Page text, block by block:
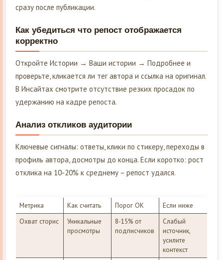
сразу после публикации.
Как убедиться что репост отображается
корректно
Откройте Истории → Ваши истории → Подробнее и
проверьте, кликается ли тег автора и ссылка на оригинал.
В Инсайтах смотрите отсутствие резких просадок по
удержанию на кадре репоста.
Анализ откликов аудитории
Ключевые сигналы: ответы, клики по стикеру, переходы в
профиль автора, досмотры до конца. Если коротко: рост
отклика на 10-20% к среднему – репост удался.
Метрика Как считать Порог ОК
Если ниже
Охват сторис
Уникальные
просмотры
8-15% от
подписчиков
Слабый
источник,
усилите
контекст